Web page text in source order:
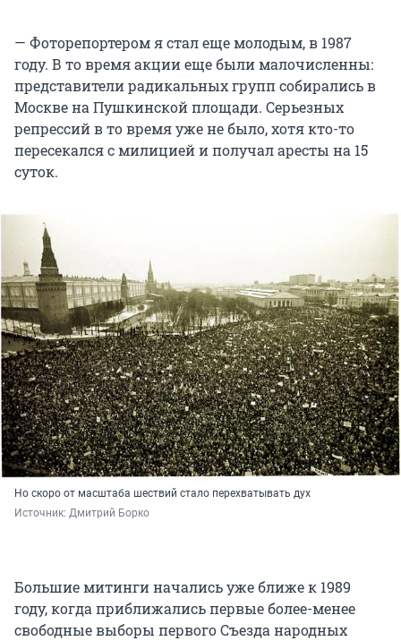
— Фоторепортером я стал еще молодым, в 1987
году. В то время акции еще были малочисленны:
представители радикальных групп собирались в
Москве на Пушкинской площади. Серьезных
репрессий в то время уже не было, хотя кто-то
пересекался с милицией и получал аресты на 15
суток.
Но скоро от масштаба шествий стало перехватывать дух
Источник: Дмитрий Борко
Большие митинги начались уже ближе к 1989
году, когда приближались первые более-менее
свободные выборы первого Съезда народных